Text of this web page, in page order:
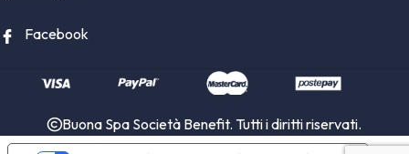
Facebook
Buona Spa Società Benefit. Tutti i diritti riservati.